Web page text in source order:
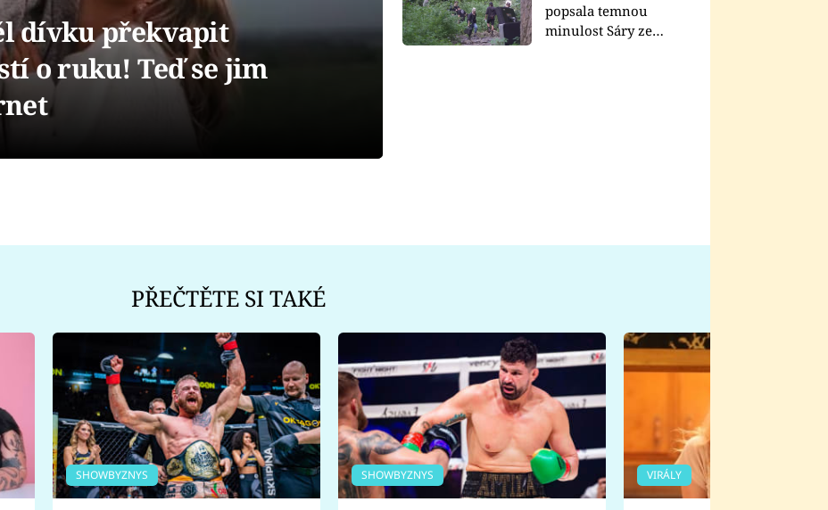
popsala temnou
minulost Sáry ze
dívku překvapit
o ruku! Teď se jim
PŘEČTĚTE SI TAKÉ
SHOWBYZNYS SHOWBYZNYS VIRÁLY